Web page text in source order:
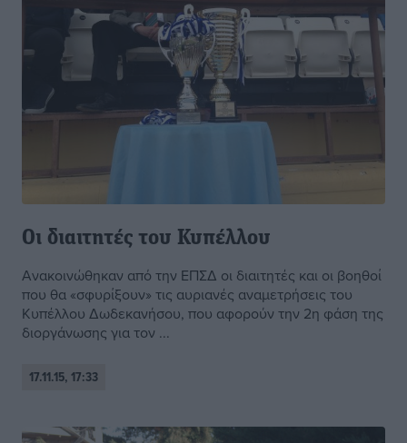
Οι διαιτητές του Κυπέλλου
Ανακοινώθηκαν από την ΕΠΣΔ οι διαιτητές και οι βοηθοί
που θα «σφυρίξουν» τις αυριανές αναμετρήσεις του
Κυπέλλου Δωδεκανήσου, που αφορούν την 2η φάση της
διοργάνωσης για τον ...
17.11.15, 17:33